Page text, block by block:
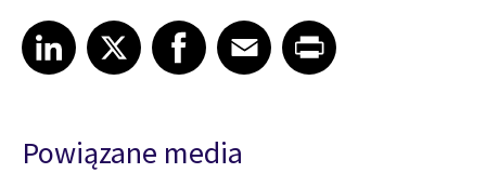
Share article on LinkedIn
LinkedIn
Share article on XShare article on Facebook
Facebook
Share article on Email
EmailShare article on Print
Powiązane media